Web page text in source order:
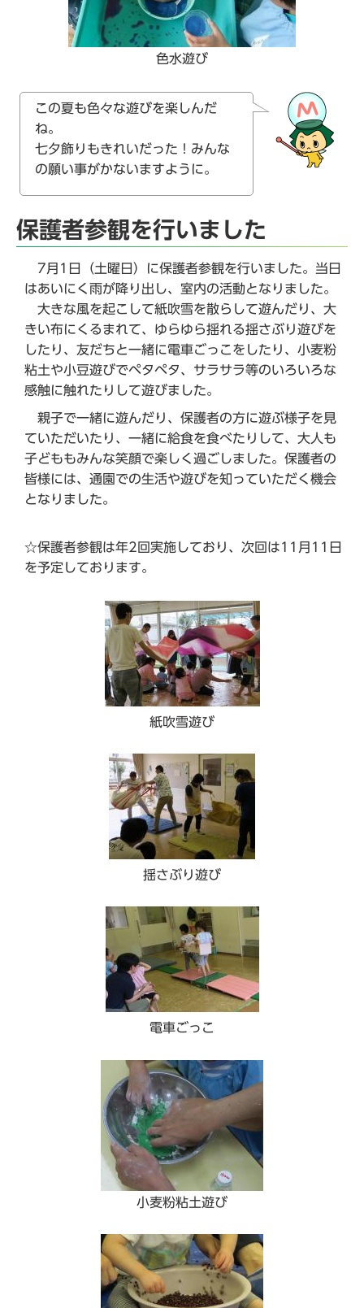
色水遊び
この夏も色々な遊びを楽しんだ
ね。
七夕飾りもきれいだった！みんな
の願い事がかないますように。
保護者参観を行いました
7月1日（土曜日）に保護者参観を行いました。当日
はあいにく雨が降り出し、室内の活動となりました。
大きな風を起こして紙吹雪を散らして遊んだり、大
きい布にくるまれて、ゆらゆら揺れる揺さぶり遊びを
したり、友だちと一緒に電車ごっこをしたり、小麦粉
粘土や小豆遊びでペタペタ、サラサラ等のいろいろな
感触に触れたりして遊びました。
親子で一緒に遊んだり、保護者の方に遊ぶ様子を見
ていただいたり、一緒に給食を食べたりして、大人も
子どももみんな笑顔で楽しく過ごしました。保護者の
皆様には、通園での生活や遊びを知っていただく機会
となりました。
☆保護者参観は年2回実施しており、次回は11月11日
を予定しております。
紙吹雪遊び
揺さぶり遊び
電車ごっこ
小麦粉粘土遊び